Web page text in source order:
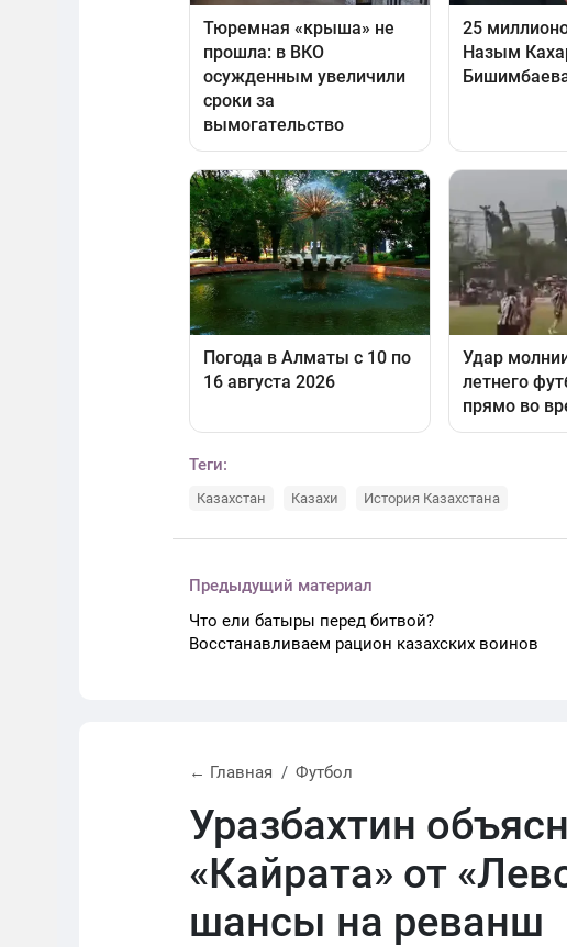
Теги:
Казахстан Казахи История Казахстана
Предыдущий материал
Что ели батыры перед битвой?
Восстанавливаем рацион казахских воинов
← Главная Футбол
Уразбахтин
«Кайрата» от
шансы на реванш